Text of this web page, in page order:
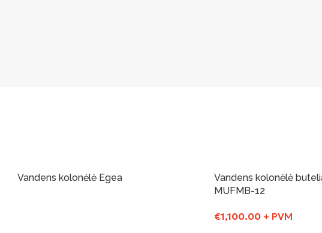
Vandens kolonėlė Egea
Vandens kolonėlė
MUFMB-12
€1,100.00 + PVM